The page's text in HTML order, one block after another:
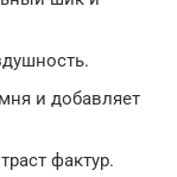
и добавляет
фактур.